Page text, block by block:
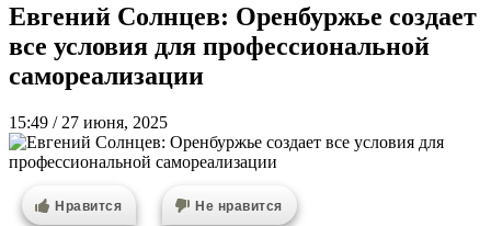
Евгений Солнцев: Оренбуржье создает
все условия для профессиональной
самореализации
15:49 / 27 июня, 2025
Нравится Не нравится